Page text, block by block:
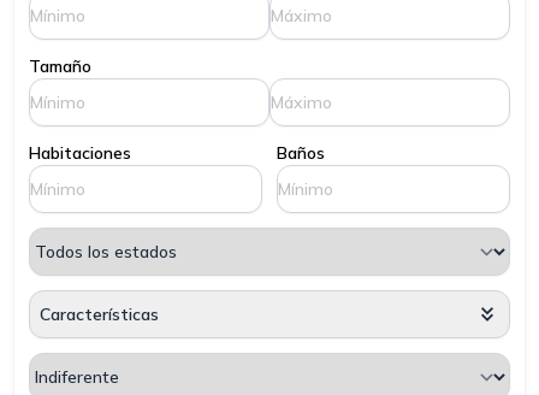
Tamaño
Habitaciones Baños
Características